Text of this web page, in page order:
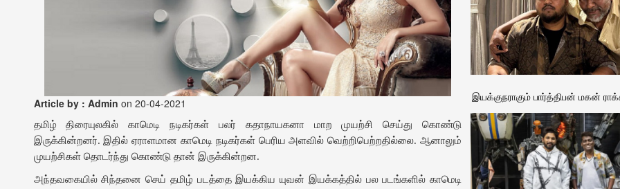
Article by : Admin on 20-04-2021
தமிழ் திரையுலகில் காமெடி நடிகர்கள் பலர் கதாநாயகனா மாற முயற்சி செய்து கொண்டு
இருக்கின்றனர். இதில் ஏராளமான காமெடி நடிகர்கள் பெரிய அளவில் வெற்றிபெற்றதில்லை. ஆனாலும்
முயற்சிகள் தொடர்ந்து கொண்டு தான் இருக்கின்றன.
அந்தவகையில் சிந்தனை செய் தமிழ் படத்தை இயக்கிய யுவன் இயக்கத்தில் பல படங்களில் காமெடி
இயக்குநராகும் பார்த்திபன் மகன்